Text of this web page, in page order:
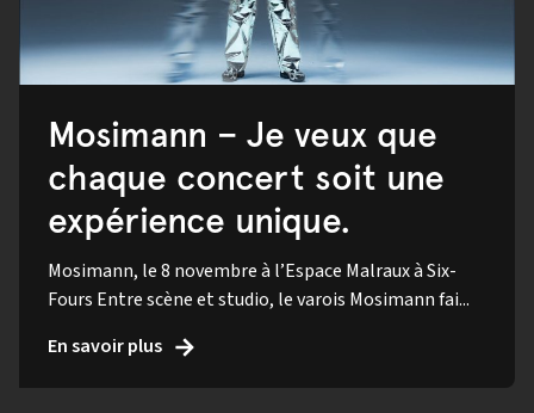
Mosimann – Je veux que
chaque concert soit une
expérience unique.
Mosimann, le 8 novembre à l’Espace Malraux à Six-
Fours Entre scène et studio, le varois Mosimann fai...
En savoir plus